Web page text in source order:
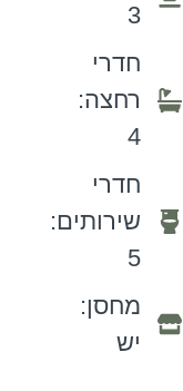
3
חדרי
רחצה:
4
חדרי
שירותים:
5
מחסן:
יש